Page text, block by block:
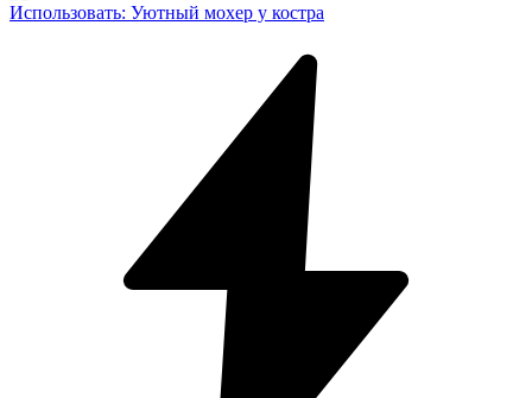
Использовать: Уютный мохер у костра